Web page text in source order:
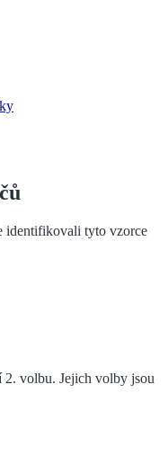
identifikovali tyto vzorce
2. volbu. Jejich volby jsou